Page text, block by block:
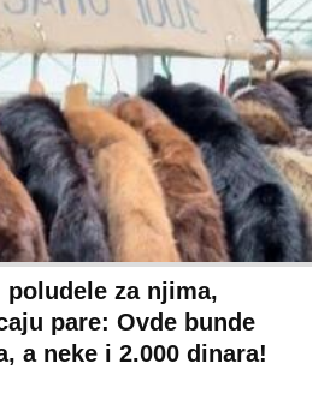
SPORT
Fudbal
Košarka
Tenis
Ostali sportovi
Navijači
Showtime
VIRALNO
Bizar
Svaštara
Tiktok
Globalno zagrevanje
Hrvatska
MONDO INC.
Impressum
Kontakt